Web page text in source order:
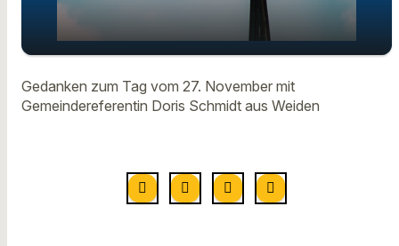
play_arrow
Gedanken zum Tag mit
Gemeindereferentin Doris Schmidt
Gedanken zum Tag vom 27. November mit
Gemeindereferentin Doris Schmidt aus Weiden